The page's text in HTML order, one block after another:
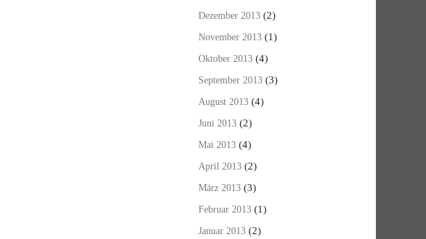
Dezember 2013 (2)
November 2013 (1)
Oktober 2013 (4)
September 2013 (3)
August 2013 (4)
Juni 2013 (2)
Mai 2013 (4)
April 2013 (2)
März 2013 (3)
Februar 2013 (1)
Januar 2013 (2)